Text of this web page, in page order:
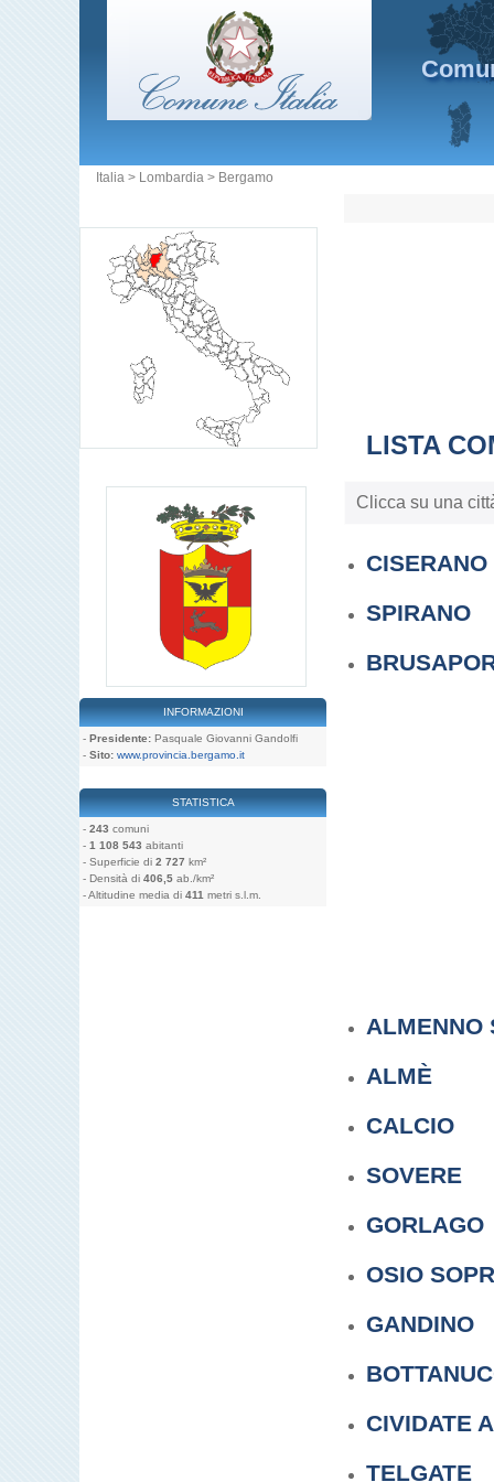
Italia > Lombardia > Bergamo
LISTA
Clicca su una
CISERANO
SPIRANO
ALMENNO
ALMÈ
CALCIO
SOVERE
GORLAGO
OSIO
GANDINO
CIVIDATE
TELGATE
INFORMAZIONI
- Presidente: Pasquale Giovanni Gandolfi
- Sito: www.provincia.bergamo.it
STATISTICA
- 243 comuni
- 1 108 543 abitanti
- Superficie di 2 727 km²
- Densità di 406,5 ab./km²
- Altitudine media di 411 metri s.l.m.